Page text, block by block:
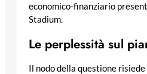
economico-finanziario
Stadium.
Le perplessità sul
Il nodo della questione